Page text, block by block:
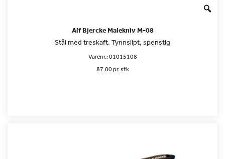
Alf Bjercke Malekniv M-08
Stål med treskaft. Tynnslipt, spenstig
Varenr.:01015108
87.00 pr. stk